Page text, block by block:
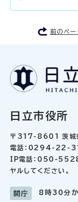
前のペー
日立市役所
〒317-8601 茨城
電話：0294-22-
IP電話：050-
ヤルしてください。
開庁 8時30分